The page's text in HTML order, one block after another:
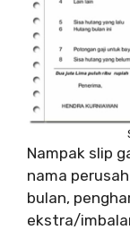
Nampak slip
nama
bulan,
ekstra/